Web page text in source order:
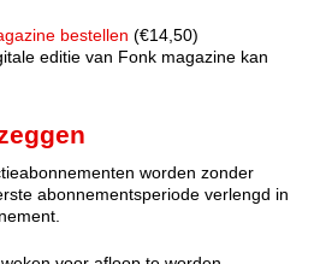
bestellen (€14,50)
editie van Fonk magazine kan
worden zonder
abonnementsperiode verlengd in